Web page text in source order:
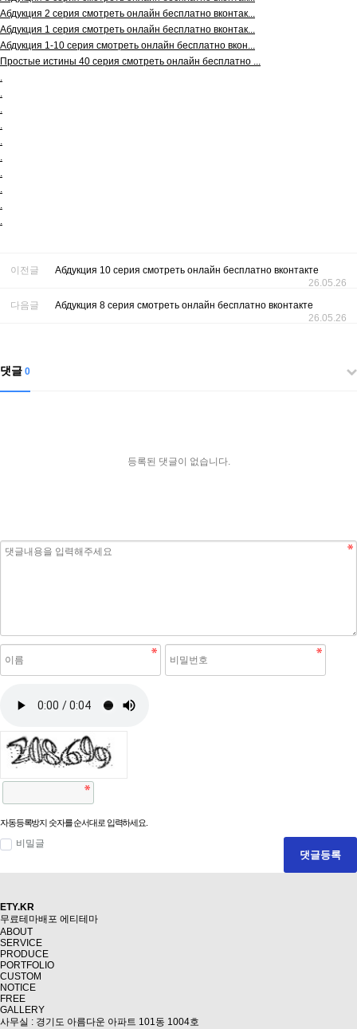
Абдукция 2 серия смотреть онлайн бесплатно вконтак...
Абдукция 1 серия смотреть онлайн бесплатно вконтак...
Абдукция 1-10 серия смотреть онлайн бесплатно вкон...
Простые истины 40 серия смотреть онлайн бесплатно ...
.
.
.
.
.
.
.
.
.
.
이전글
Абдукция 10 серия смотреть онлайн бесплатно вконтакте
26.05.26
다음글
Абдукция 8 серия смотреть онлайн бесплатно вконтакте
26.05.26
댓글 0
등록된 댓글이 없습니다.
자동등록방지 숫자를 순서대로 입력하세요.
비밀글
댓글등록
ETY.KR
무료테마배포 에티테마
ABOUT
SERVICE
PRODUCE
PORTFOLIO
CUSTOM
NOTICE
FREE
GALLERY
사무실 : 경기도 아름다운 아파트 101동 1004호